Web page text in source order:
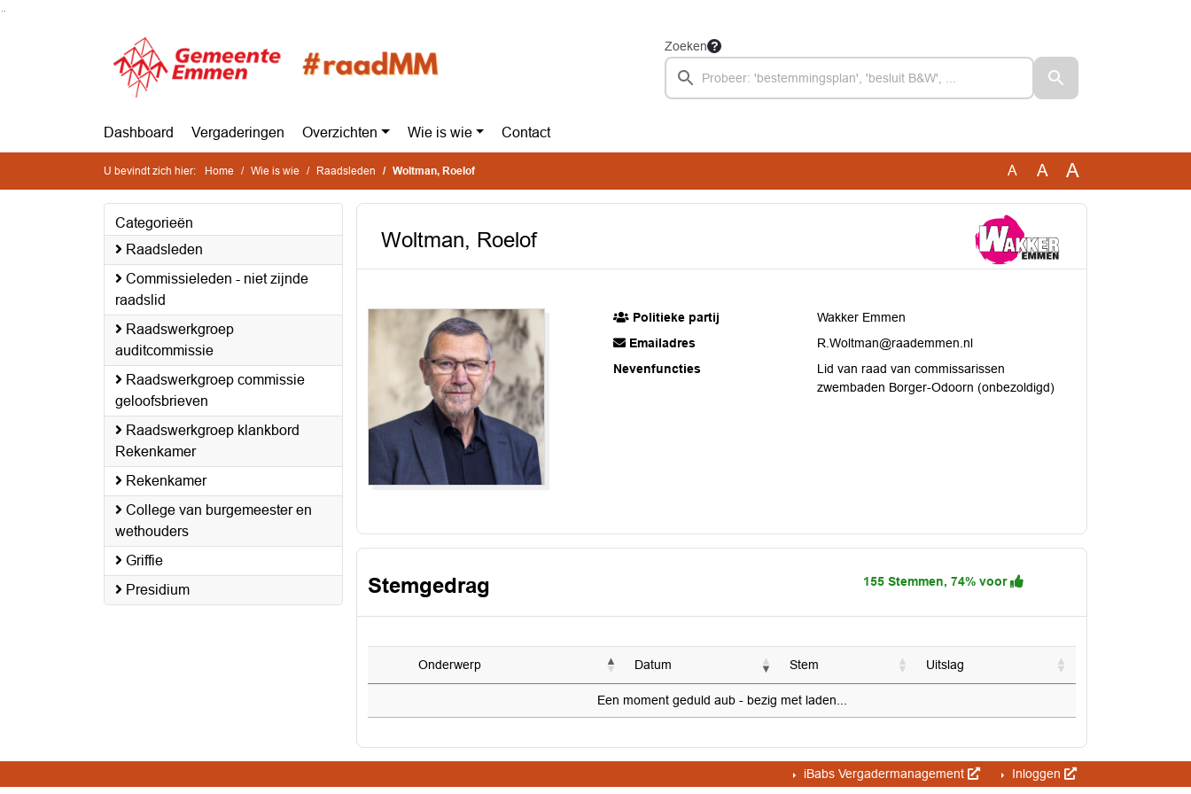
Zoeken
Dashboard Vergaderingen Overzichten Wie is wie Contact
U bevindt zich hier: Home Wie is wie Raadsleden Woltman, Roelof A A A
Categorieën
Raadsleden
Commissieleden - niet zijnde
raadslid
Raadswerkgroep
auditcommissie
Raadswerkgroep commissie
geloofsbrieven
Raadswerkgroep klankbord
Rekenkamer
Rekenkamer
College van burgemeester en
wethouders
Griffie
Presidium
Woltman, Roelof
Politieke partij
Wakker Emmen
Emailadres
R.Woltman@raademmen.nl
Nevenfuncties
Lid van raad van commissarissen
zwembaden Borger-Odoorn (onbezoldigd)
Stemgedrag 155 Stemmen, 74% voor
Onderwerp Datum Stem Uitslag
Een moment geduld aub - bezig met laden...
iBabs Vergadermanagement Inloggen